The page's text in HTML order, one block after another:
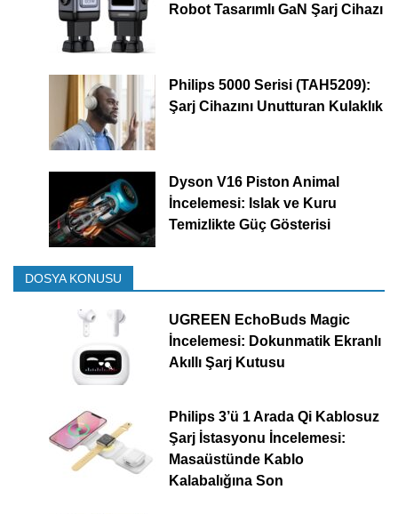
Robot Tasarımlı GaN Şarj Cihazı
Philips 5000 Serisi (TAH5209):
Şarj Cihazını Unutturan Kulaklık
Dyson V16 Piston Animal
İncelemesi: Islak ve Kuru
Temizlikte Güç Gösterisi
DOSYA KONUSU
UGREEN EchoBuds Magic
İncelemesi: Dokunmatik Ekranlı
Akıllı Şarj Kutusu
Philips 3’ü 1 Arada Qi Kablosuz
Şarj İstasyonu İncelemesi:
Masaüstünde Kablo
Kalabalığına Son